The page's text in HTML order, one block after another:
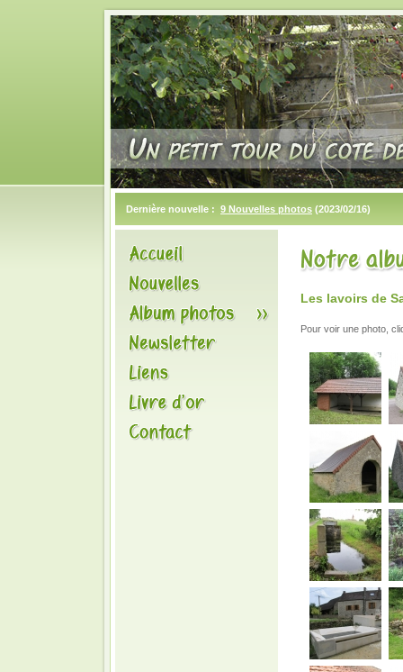
Dernière nouvelle : 9 Nouvelles photos (2023/02/16)
Les lavoirs de
Pour voir une photo,